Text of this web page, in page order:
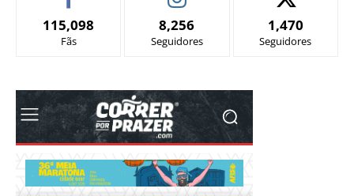
115,098
Fãs
8,256
Seguidores
1,470
Seguidores